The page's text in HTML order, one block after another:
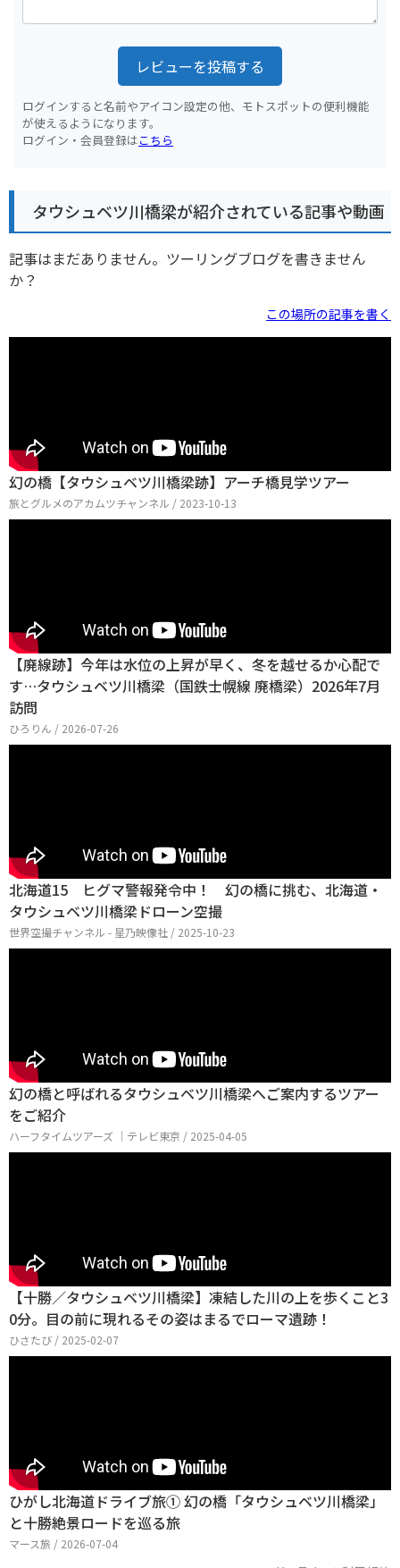
レビューを投稿する
ログインすると名前やアイコン設定の他、モトスポットの便利機能
が使えるようになります。
ログイン・会員登録はこちら
タウシュベツ川橋梁が紹介されている記事や動画
記事はまだありません。ツーリングブログを書きません
か？
この場所の記事を書く
幻の橋【タウシュベツ川橋梁跡】アーチ橋見学ツアー
旅とグルメのアカムツチャンネル / 2023-10-13
【廃線跡】今年は水位の上昇が早く、冬を越せるか心配で
す…タウシュベツ川橋梁（国鉄士幌線 廃橋梁）2026年7月
訪問
ひろりん / 2026-07-26
北海道15 ヒグマ警報発令中！ 幻の橋に挑む、北海道・
タウシュベツ川橋梁ドローン空撮
世界空撮チャンネル - 星乃映像社 / 2025-10-23
幻の橋と呼ばれるタウシュベツ川橋梁へご案内するツアー
をご紹介
ハーフタイムツアーズ │テレビ東京 / 2025-04-05
【十勝／タウシュベツ川橋梁】凍結した川の上を歩くこと3
0分。目の前に現れるその姿はまるでローマ遺跡！
ひさたび / 2025-02-07
ひがし北海道ドライブ旅① 幻の橋「タウシュベツ川橋梁」
と十勝絶景ロードを巡る旅
マース旅 / 2026-07-04